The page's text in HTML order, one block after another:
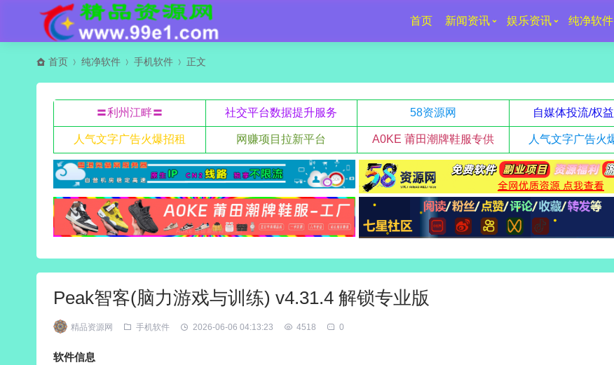
首页 新闻资讯 娱乐资讯 纯净软件
首页 纯净软件 手机软件 正文
〓利州江畔〓 社交平台数据提升服务 58资源网 自媒体投流/权
人气文字广告火爆招租 网赚项目拉新平台 A0KE 莆田潮牌鞋服专供 人气文字广告火
Peak智客(脑力游戏与训练) v4.31.4 解锁专业版
精品资源网 手机软件 2026-06-06 04:13:23 4518 0
软件信息